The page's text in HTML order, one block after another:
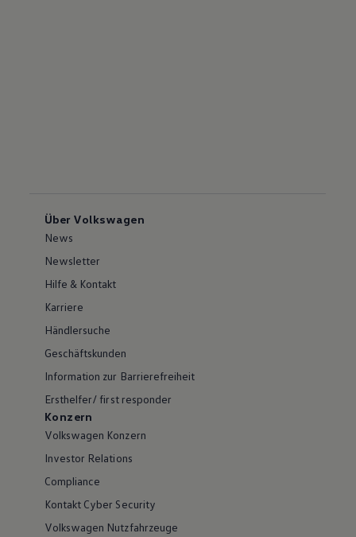
Über Volkswagen
News
Newsletter
Hilfe & Kontakt
Karriere
Händlersuche
Geschäftskunden
Information zur Barrierefreiheit
Ersthelfer/ first responder
Konzern
Volkswagen Konzern
Investor Relations
Compliance
Kontakt Cyber Security
Volkswagen Nutzfahrzeuge